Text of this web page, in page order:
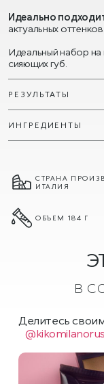
Идеально
актуальных оттенков.
Идеальный набор на
сияющих губ.
РЕЗУЛЬТАТЫ
ИНГРЕДИЕНТЫ
СТРАНА
ИТАЛИЯ
ОБЪЕМ 184 Г
в
Делитесь